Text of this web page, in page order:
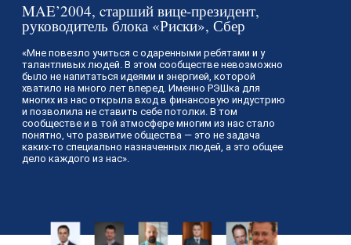
MAE’2004, cтарший вице-президент,
руководитель блока «Риски», Сбер
«Мне повезло учиться с одаренными ребятами и у
талантливых людей. В этом сообществе невозможно
было не напитаться идеями и энергией, которой
хватило на много лет вперед. Именно РЭШка для
многих из нас открыла вход в финансовую индустрию
и позволила не ставить себе потолки. В том
сообществе и в той атмосфере многим из нас стало
понятно, что развитие общества — это не задача
каких-то специально назначенных людей, а это общее
дело каждого из нас».